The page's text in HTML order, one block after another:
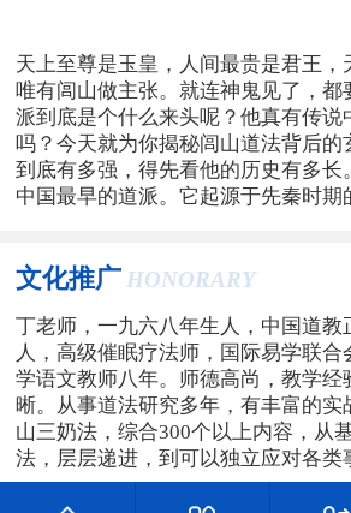
天上至尊是玉皇，人间最贵是君王，
唯有闾山做主张。就连神鬼见了，都
派到底是个什么来头呢？他真有传说
吗？今天就为你揭秘闾山道法背后的
到底有多强，得先看他的历史有多长
中国最早的道派。它起源于先秦时期
文化推广 HONORARY
丁老师，一九六八年生人，中国道教
人，高级催眠疗法师，国际易学联合
学语文教师八年。师德高尚，教学经
晰。从事道法研究多年，有丰富的实
山三奶法，综合300个以上内容，从
法，层层递进，到可以独立应对各类